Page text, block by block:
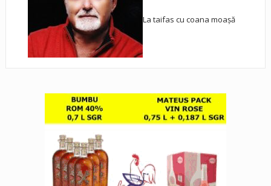
La taifas cu coana moașă